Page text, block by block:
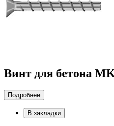
Винт для бетона
Подробнее
В закладки